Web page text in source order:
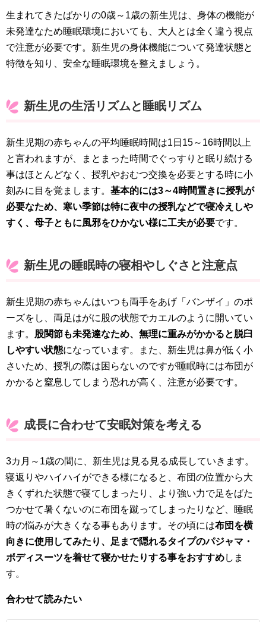
生まれてきたばかりの0歳～1歳の新生児は、身体の機能が
未発達なため睡眠環境においても、大人とは全く違う視点
で注意が必要です。新生児の身体機能について発達状態と
特徴を知り、安全な睡眠環境を整えましょう。
新生児の生活リズムと睡眠リズム
新生児期の赤ちゃんの平均睡眠時間は1日15～16時間以上
と言われますが、まとまった時間でぐっすりと眠り続ける
事はほとんどなく、授乳やおむつ交換を必要とする時に小
刻みに目を覚まします。 基本的には3～4時間置きに授乳が
必要なため、寒い季節は特に夜中の授乳などで寝冷えしや
すく、母子ともに風邪をひかない様に工夫が必要です。
新生児の睡眠時の寝相やしぐさと注意点
新生児期の赤ちゃんはいつも両手をあげ「バンザイ」のポ
ーズをし、両足はがに股の状態でカエルのように開いてい
ます。 股関節も未発達なため、無理に重みがかかると脱臼
しやすい状態になっています。また、新生児は鼻が低く小
さいため、授乳の際は困らないのですが睡眠時には布団が
かかると窒息してしまう恐れが高く、注意が必要です。
成長に合わせて安眠対策を考える
3カ月～1歳の間に、新生児は見る見る成長していきます。
寝返りやハイハイができる様になると、布団の位置から大
きくずれた状態で寝てしまったり、より強い力で足をばた
つかせて暑くないのに布団を蹴ってしまったりなど、睡眠
時の悩みが大きくなる事もあります。その頃には布団を横
向きに使用してみたり、足まで隠れるタイプのパジャマ・
ボディスーツを着せて寝かせたりする事をおすすめしま
す。
合わせて読みたい